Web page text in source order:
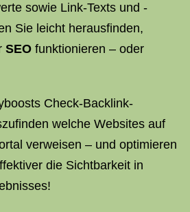
sowie Link-Texts und -
Sie leicht herausfinden,
SEO funktionieren – oder
Check-Backlink-
welche Websites auf
verweisen – und optimieren
die Sichtbarkeit in